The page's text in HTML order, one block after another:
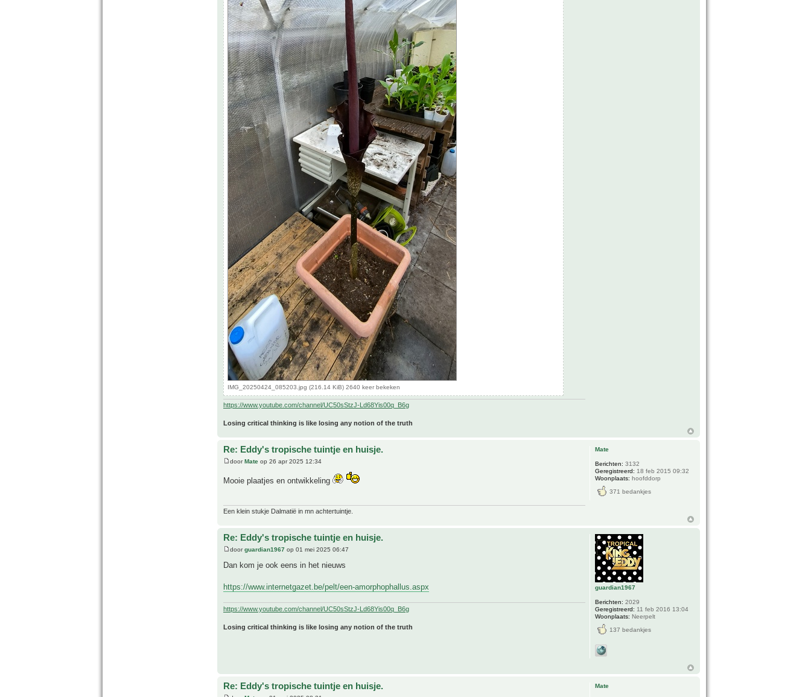
IMG_20250424_085203.jpg (216.14 KiB) 2640 keer bekeken
https://www.youtube.com/channel/UC50sStzJ-Ld68Yis00q_B6g
Losing critical thinking is like losing any notion of the truth
Re: Eddy's tropische tuintje en huisje.
doorMate op 26 apr 2025 12:34
Mooie plaatjes en ontwikkeling
Een klein stukje Dalmatië in mn achtertuintje.
Mate
Berichten: 3132
Geregistreerd: 18 feb 2015 09:32
Woonplaats: hoofddorp
371 bedankjes
Re: Eddy's tropische tuintje en huisje.
doorguardian1967 op 01 mei 2025 06:47
Dan kom je ook eens in het nieuws
https://www.internetgazet.be/pelt/een-amorphophallus.aspx
https://www.youtube.com/channel/UC50sStzJ-Ld68Yis00q_B6g
Losing critical thinking is like losing any notion of the truth
guardian1967
Berichten: 2029
Geregistreerd: 11 feb 2016 13:04
Woonplaats: Neerpelt
137 bedankjes
Re: Eddy's tropische tuintje en huisje. Mate